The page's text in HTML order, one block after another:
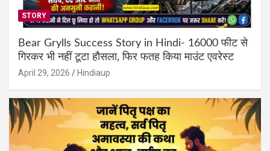
STORY
Bear Grylls Success Story in Hindi- 16000 फीट से
गिरकर भी नहीं टूटा हौसला, फिर फतह किया माउंट एवरेस्ट
April 29, 2026 Hindiaup